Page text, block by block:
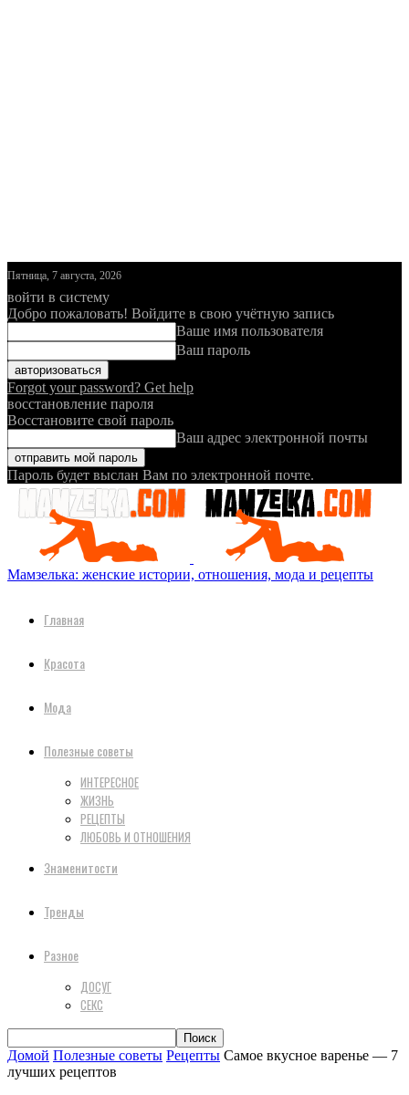
Пятница, 7 августа, 2026
войти в систему
Добро пожаловать! Войдите в свою учётную запись
Ваше имя пользователя
Ваш пароль
Forgot your password? Get help
восстановление пароля
Восстановите свой пароль
Ваш адрес электронной почты
Пароль будет выслан Вам по электронной почте.
Мамзелька: женские истории, отношения, мода и рецепты
Главная
Красота
Мода
Полезные советы
ИНТЕРЕСНОЕ
ЖИЗНЬ
РЕЦЕПТЫ
ЛЮБОВЬ И ОТНОШЕНИЯ
Знаменитости
Тренды
Разное
ДОСУГ
СЕКС
Домой Полезные советы Рецепты Самое вкусное варенье — 7
лучших рецептов